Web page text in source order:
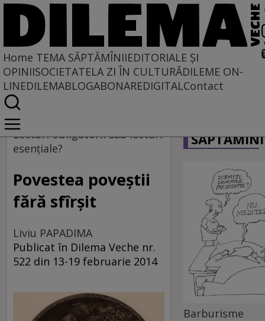
Home TEMA SĂPTĂMÎNIIEDITORIALE ȘI
OPINIISOCIETATELA ZI ÎN CULTURĂDILEME ON-
LINEDILEMABLOGABONAREDIGITALContact
Home
Tema săptămînii
Lecturi obligatorii sau lecturi
esenţiale?
Povestea poveştii
fără sfîrşit
Liviu PAPADIMA
Publicat în Dilema Veche nr.
522 din 13-19 februarie 2014
Barburisme